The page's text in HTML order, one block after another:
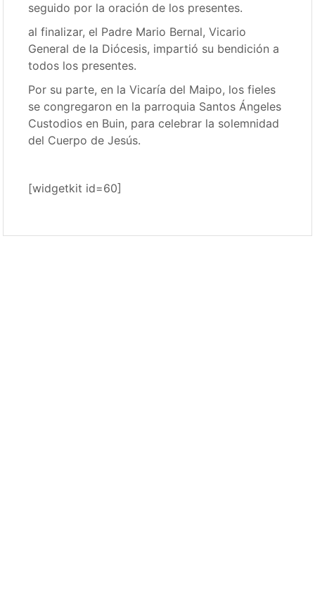
seguido por la oración de los presentes.
al finalizar, el Padre Mario Bernal, Vicario
General de la Diócesis, impartió su bendición a
todos los presentes.
Por su parte, en la Vicaría del Maipo, los fieles
se congregaron en la parroquia Santos Ángeles
Custodios en Buin, para celebrar la solemnidad
del Cuerpo de Jesús.
[widgetkit id=60]